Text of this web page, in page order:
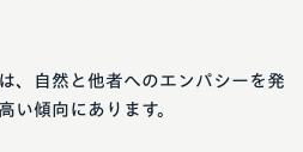
、自然と他者へのエンパシーを発
い傾向にあります。